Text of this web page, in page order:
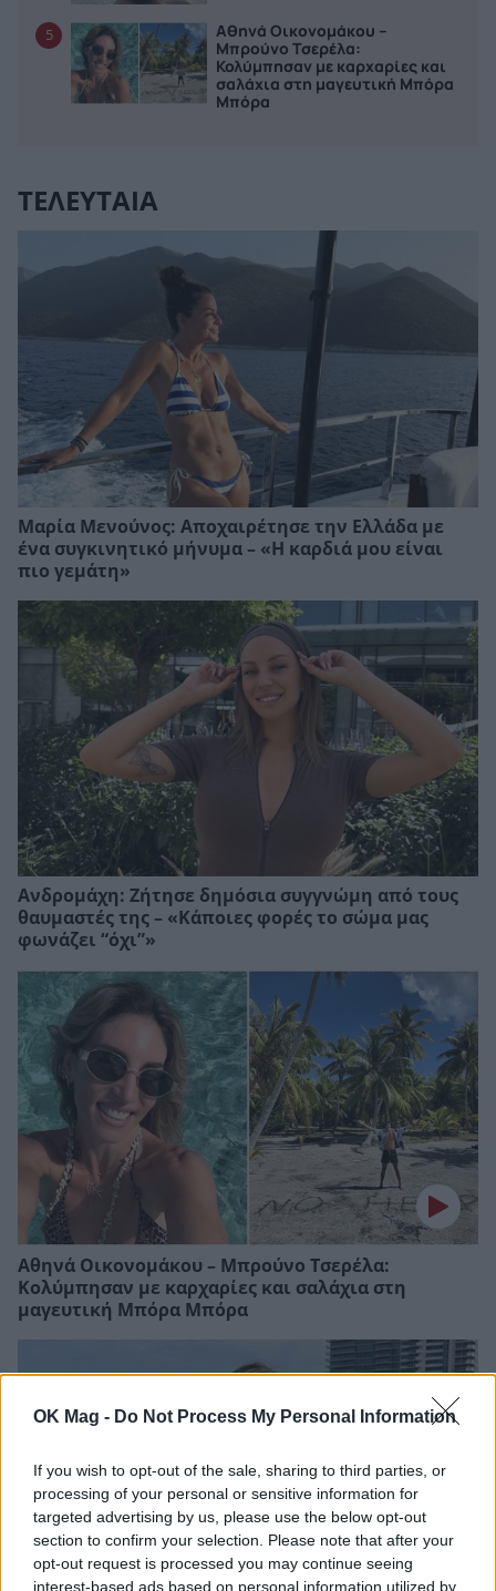
OK Mag - Do Not Process My Personal Information
If you wish to opt-out of the sale, sharing to third parties, or
processing of your personal or sensitive information for
targeted advertising by us, please use the below opt-out
section to confirm your selection. Please note that after your
opt-out request is processed you may continue seeing
interest-based ads based on personal information utilized by
5
Αθηνά Οικονομάκου –
Μπρούνο Τσερέλα:
Κολύμπησαν με καρχαρίες και
σαλάχια στη μαγευτική Μπόρα
Μπόρα
ΤΕΛΕΥΤΑΙΑ
Μαρία Μενούνος: Αποχαιρέτησε την Ελλάδα με
ένα συγκινητικό μήνυμα – «Η καρδιά μου είναι
πιο γεμάτη»
Ανδρομάχη: Ζήτησε δημόσια συγγνώμη από τους
θαυμαστές της – «Κάποιες φορές το σώμα μας
φωνάζει “όχι”»
Αθηνά Οικονομάκου – Μπρούνο Τσερέλα:
Κολύμπησαν με καρχαρίες και σαλάχια στη
μαγευτική Μπόρα Μπόρα